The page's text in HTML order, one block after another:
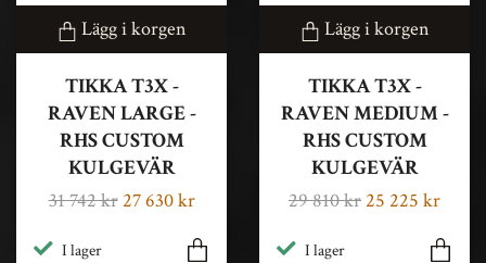
Lägg i korgen
TIKKA T3X -
RAVEN LARGE -
RHS CUSTOM
KULGEVÄR
31 742 kr 27 630 kr
I lager
Lägg i korgen
TIKKA T3X -
RAVEN MEDIUM -
RHS CUSTOM
KULGEVÄR
29 810 kr 25 225 kr
I lager